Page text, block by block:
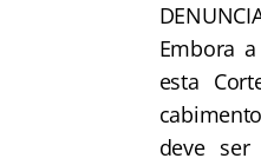
Embora
esta
deve